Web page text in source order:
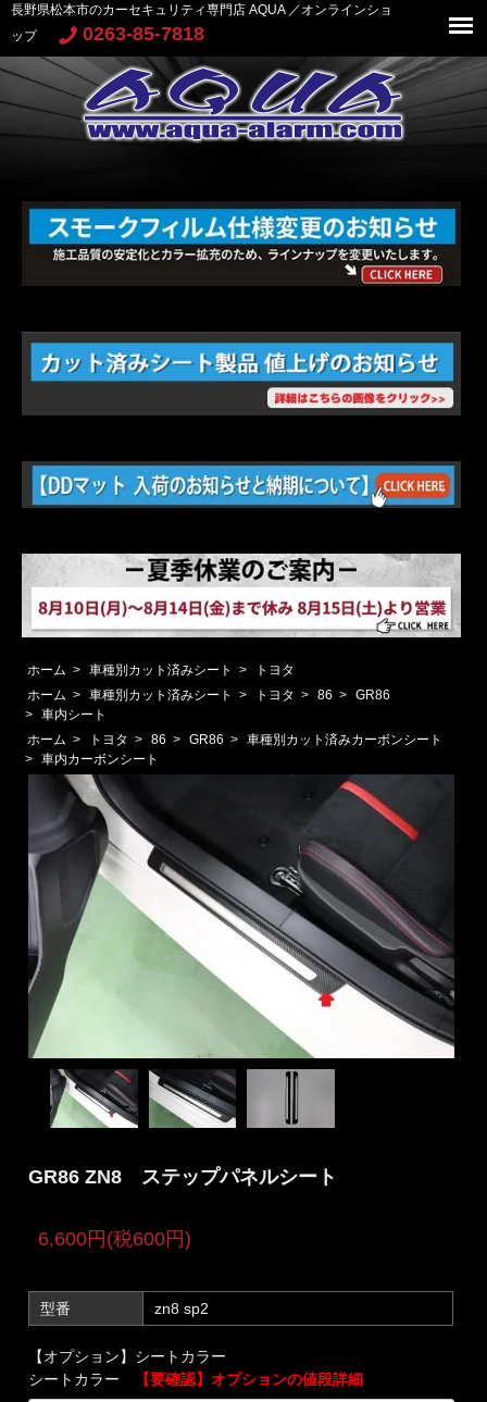
長野県松本市のカーセキュリティ専門店 AQUA ／オンラインショ
ップ
0263-85-7818
ホーム > 車種別カット済みシート >
トヨタ
ホーム > 車種別カット済みシート > トヨタ > 86 > GR86
> 車内シート
ホーム > トヨタ > 86 > GR86 > 車種別カット済みカーボンシート
> 車内カーボンシート
GR86 ZN8 ステップパネルシート
6,600円(税600円)
型番 zn8 sp2
【オプション】シートカラー
シートカラー
【要確認】オプションの値段詳細